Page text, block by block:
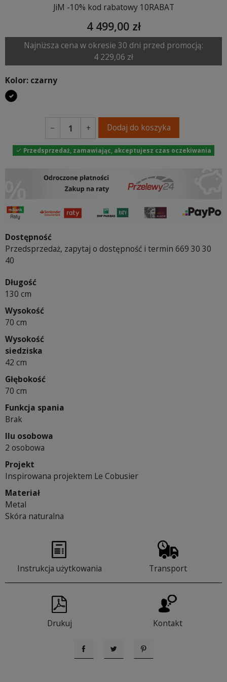
JiM -10% kod rabatowy 10RABAT
4 499,00 zł
Najniższa cena w okresie 30 dni przed promocją:
4 229,06 zł
Kolor: czarny
czarny
− + Dodaj do koszyka
 Przedsprzedaż, zamawiając, akceptujesz czas oczekiwania
Dostępność
Przedsprzedaż, zapytaj o dostępność i termin 669 30 30
40
Długość
130 cm
Wysokość
70 cm
Wysokość
siedziska
42 cm
Głębokość
70 cm
Funkcja spania
Brak
Ilu osobowa
2 osobowa
Projekt
Inspirowana projektem Le Cobusier
Materiał
Metal
Skóra naturalna
Instrukcja użytkowania Transport
Drukuj Kontakt
UdostępnijTweetujPinterest